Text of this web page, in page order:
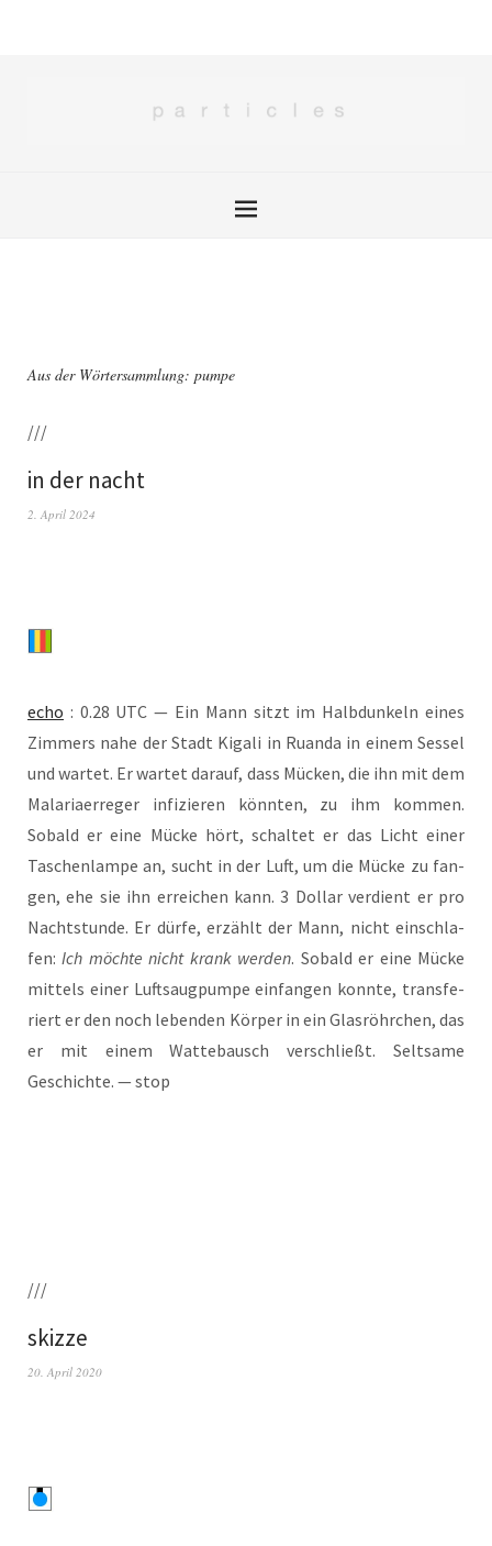
Aus der Wörtersammlung: pumpe
///
in der nacht
2. April 2024
echo : 0.28 UTC — Ein Mann sitzt im Halb­dun­keln eines
Zim­mers nahe der Stadt Kiga­li in Ruan­da in einem Ses­sel
und war­tet. Er war­tet dar­auf, dass Mücken, die ihn mit dem
Mala­riaer­re­ger infi­zie­ren könn­ten, zu ihm kom­men.
Sobald er eine Mücke hört, schal­tet er das Licht einer
Taschen­lam­pe an, sucht in der Luft, um die Mücke zu fan­
gen, ehe sie ihn errei­chen kann. 3 Dol­lar ver­dient er pro
Nacht­stun­de. Er dür­fe, erzählt der Mann, nicht ein­schla­
fen:Ich möch­te nicht krank wer­den. Sobald er eine Mücke
mit­tels einer Luft­saug­pum­pe ein­fan­gen konn­te, trans­fe­
riert er den noch leben­den Kör­per in ein Glas­röhr­chen, das
er mit einem Wat­te­bausch ver­schließt. Selt­sa­me
Geschich­te. — stop
///
skizze
20. April 2020